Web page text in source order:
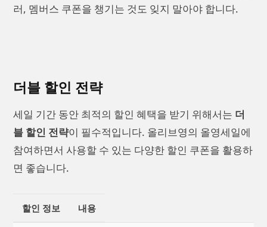
러, 멤버스 쿠폰을 챙기는 것도 잊지 말아야 합니다.
더블 할인 전략
세일 기간 동안 최적의 할인 혜택을 받기 위해서는 더
블 할인 전략이 필수적입니다. 올리브영의 올영세일에
참여하면서 사용할 수 있는 다양한 할인 쿠폰을 활용하
면 좋습니다.
할인 정보 내용